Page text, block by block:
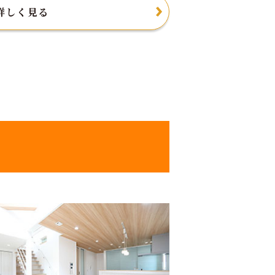
しく見る